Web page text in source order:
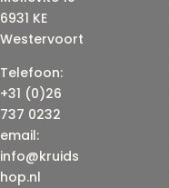
6931 KE
Westervoort
Telefoon:
+31 (0)26
737 0232
email:
info@kruids
hop.nl